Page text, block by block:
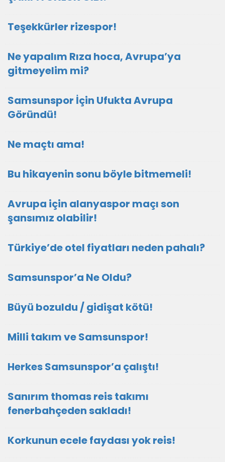
Teşekkürler rizespor!
Ne yapalım Rıza hoca, Avrupa’ya
gitmeyelim mi?
Samsunspor İçin Ufukta Avrupa
Göründü!
Ne maçtı ama!
Bu hikayenin sonu böyle bitmemeli!
Avrupa için alanyaspor maçı son
şansımız olabilir!
Türkiye’de otel fiyatları neden pahalı?
Samsunspor’a Ne Oldu?
Büyü bozuldu / gidişat kötü!
Milli takım ve Samsunspor!
Herkes Samsunspor’a çalıştı!
Sanırım thomas reis takımı
fenerbahçeden sakladı!
Korkunun ecele faydası yok reis!